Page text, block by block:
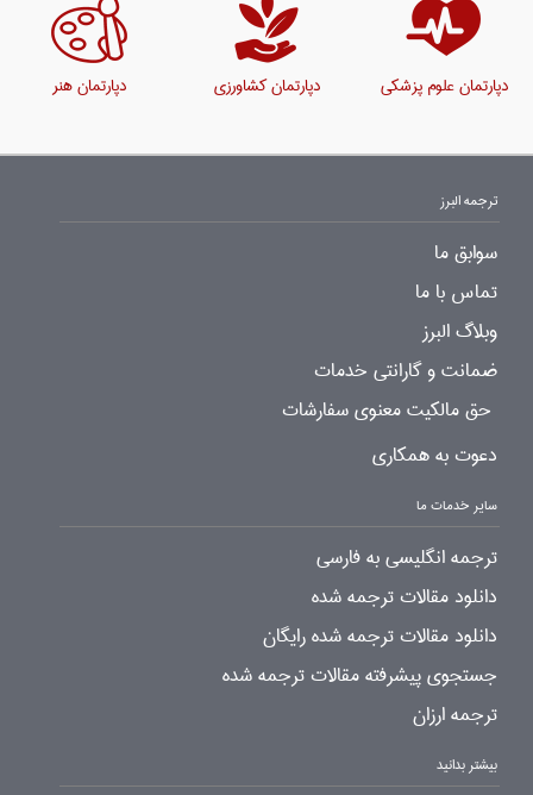
دپارتمان علوم پزشکی دپارتمان کشاورزی دپارتمان هنر
ترجمه البرز
سوابق ما
تماس با ما
وبلاگ البرز
ضمانت و گارانتی خدمات
حق مالکیت معنوی سفارشات
دعوت به همکاری
سایر خدمات ما
ترجمه انگلیسی به فارسی
دانلود مقالات ترجمه شده
دانلود مقالات ترجمه شده رایگان
جستجوی پیشرفته مقالات ترجمه شده
ترجمه ارزان
بیشتر بدانید